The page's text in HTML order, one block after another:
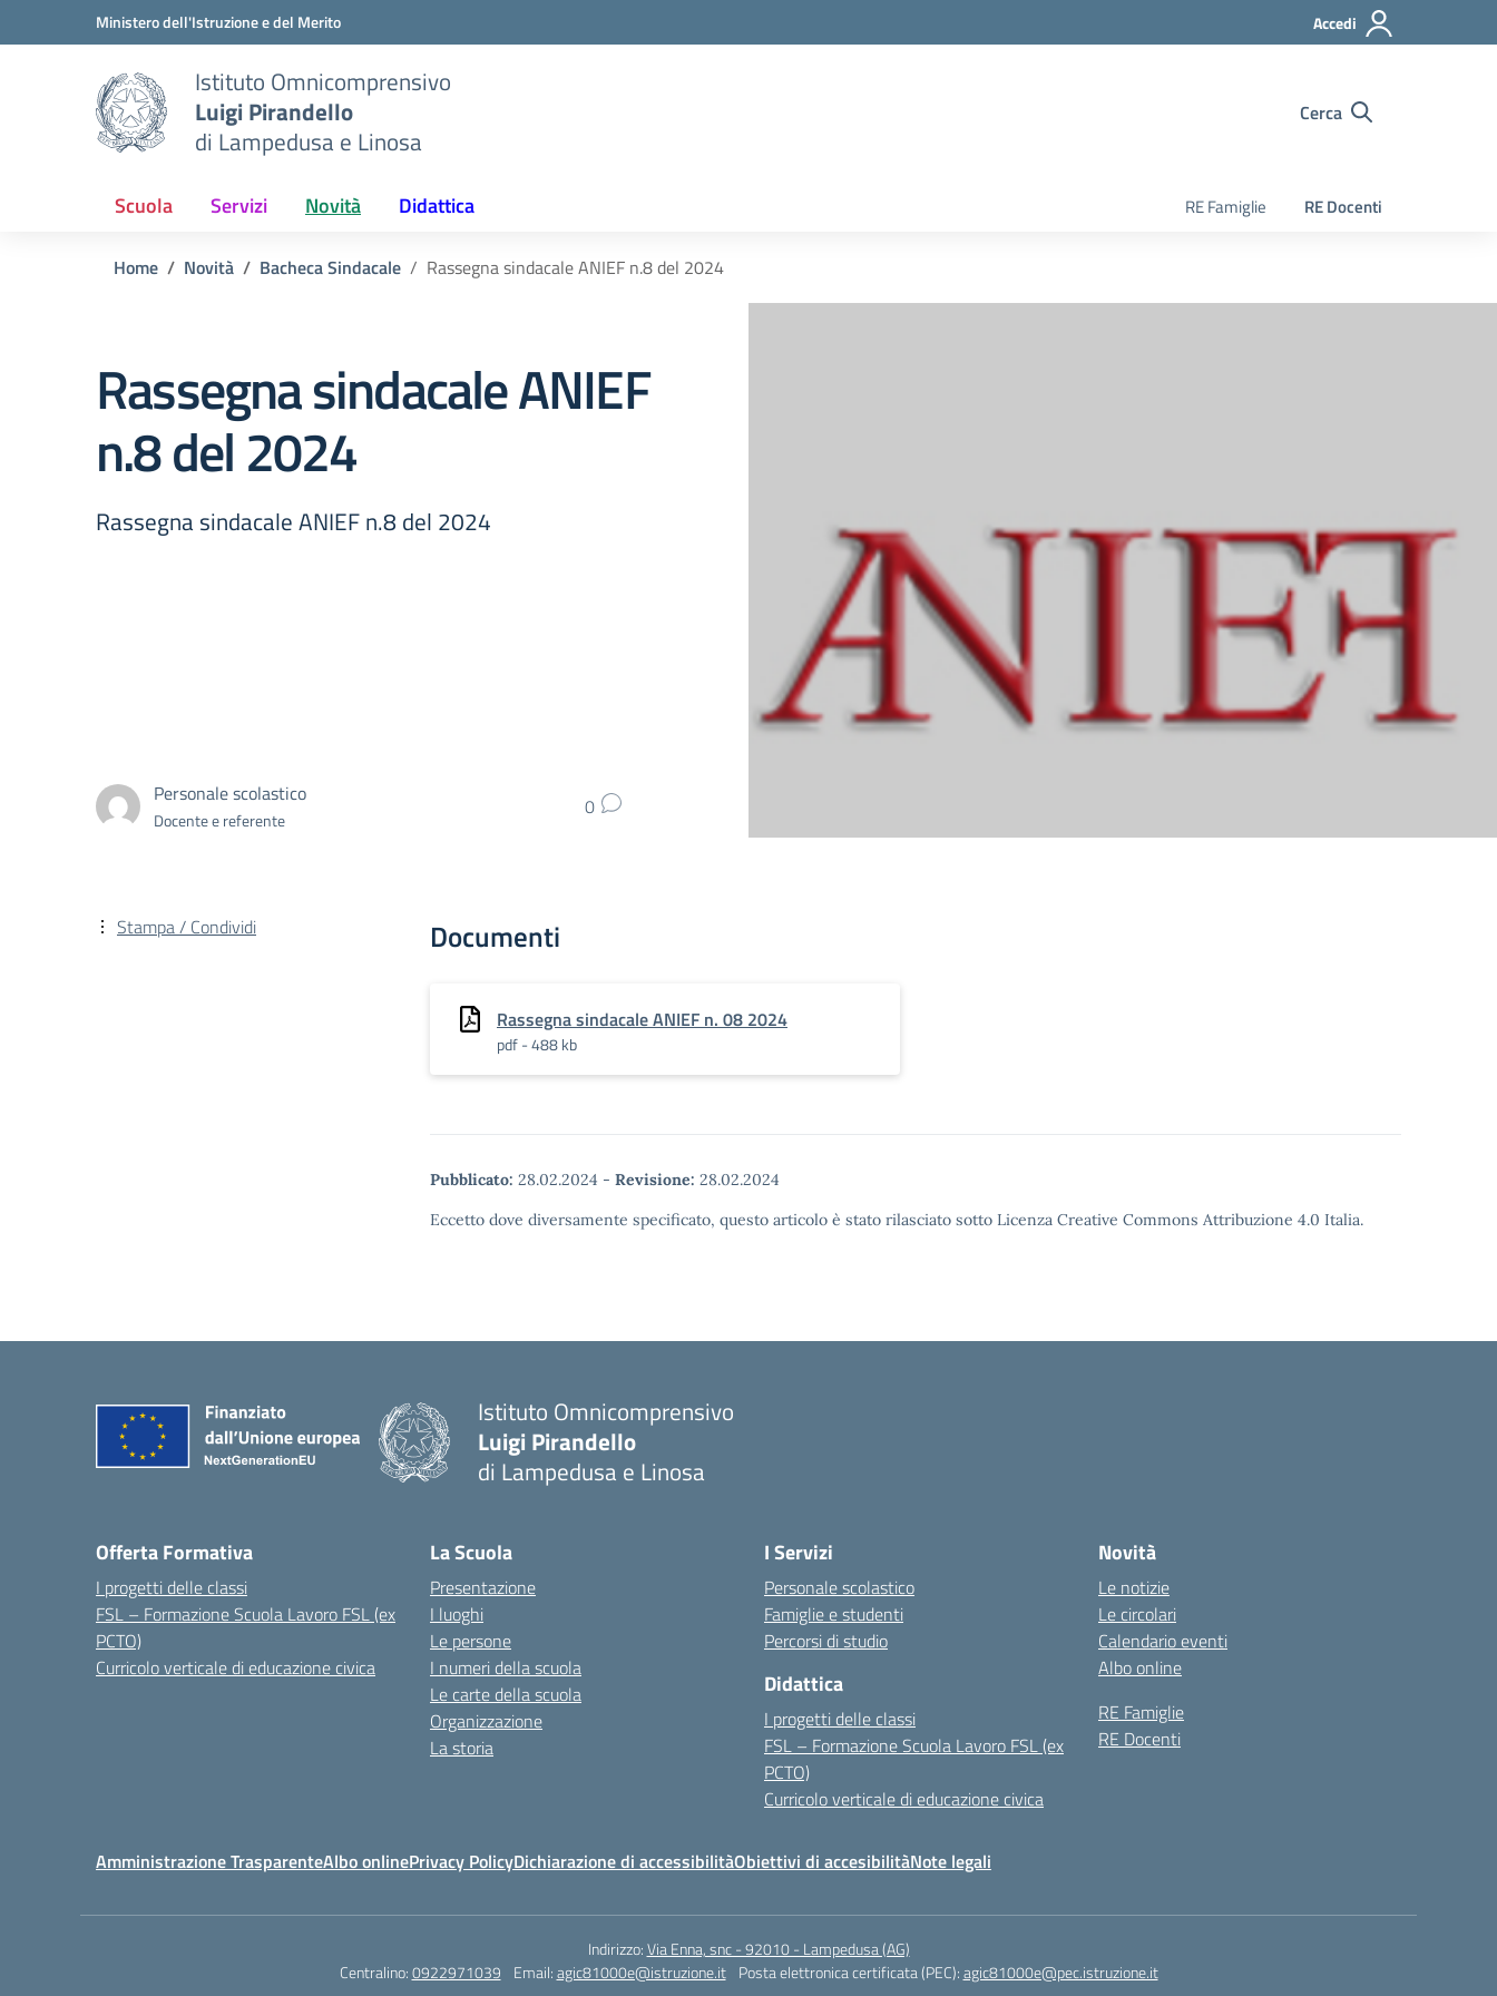
Vai ai contenuti
Vai al menu di navigazioneMinistero dell'Istruzione e del Merito Accedi
Istituto Omnicomprensivo
Luigi Pirandello
di Lampedusa e Linosa
Cerca
Scuola Servizi Novità Didattica RE Famiglie RE Docenti
Home Novità Bacheca Sindacale Rassegna sindacale ANIEF n.8 del 2024
Rassegna sindacale ANIEF
n.8 del 2024
Rassegna sindacale ANIEF n.8 del 2024
Personale scolastico
Docente e referente 0
Documenti
Rassegna sindacale ANIEF n. 08 2024
pdf - 488 kb
Pubblicato: 28.02.2024 - Revisione: 28.02.2024
Eccetto dove diversamente specificato, questo articolo è stato rilasciato sotto Licenza Creative Commons Attribuzione 4.0 Italia.
Stampa / Condividi
Istituto Omnicomprensivo
Luigi Pirandello
di Lampedusa e Linosa
Offerta Formativa
I progetti delle classi
FSL – Formazione Scuola Lavoro FSL (ex
PCTO)
Curricolo verticale di educazione civica
La Scuola
Presentazione
I luoghi
Le persone
I numeri della scuola
Le carte della scuola
Organizzazione
La storia
I Servizi
Personale scolastico
Famiglie e studenti
Percorsi di studio
Didattica
I progetti delle classi
FSL – Formazione Scuola Lavoro FSL (ex
PCTO)
Curricolo verticale di educazione civica
Novità
Le notizie
Le circolari
Calendario eventi
Albo online
RE Famiglie
RE Docenti
Amministrazione TrasparenteAlbo onlinePrivacy PolicyDichiarazione di accessibilitàObiettivi di accesibilitàNote legali
Indirizzo:Via Enna, snc - 92010 - Lampedusa (AG)
Centralino:0922971039 Email:agic81000e@istruzione.it Posta elettronica certificata (PEC):agic81000e@pec.istruzione.it